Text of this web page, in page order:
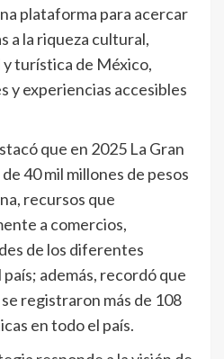
plataforma para acercar
a la riqueza cultural,
turística de México,
y experiencias accesibles
que en 2025 La Gran
40 mil millones de pesos
recursos que
a comercios,
de los diferentes
además, recordó que
registraron más de 108
en todo el país.